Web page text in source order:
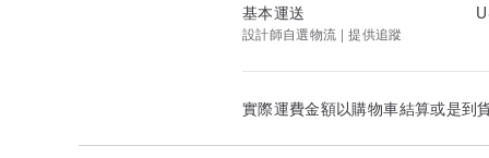
基本運送
設計師自選物流 | 提供追蹤
實際運費金額以購物車結算或是到